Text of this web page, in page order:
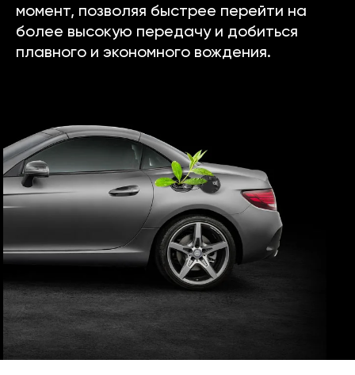
момент, позволяя быстрее перейти на
более высокую передачу и добиться
плавного и экономного вождения.